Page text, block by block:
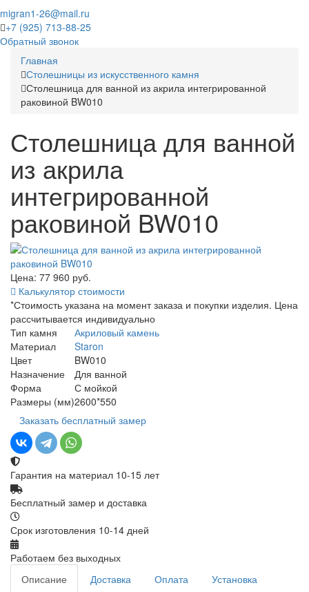
migran1-26@mail.ru
+7 (925) 713-88-25
Обратный звонок
Главная
Столешницы из искусственного камня
Столешница для ванной из акрила интегрированной
раковиной BW010
Столешница для ванной
из акрила
интегрированной
раковиной BW010
Цена: 77 960 руб.
Калькулятор стоимости
*Стоимость указана на момент заказа и покупки изделия. Цена
рассчитывается индивидуально
Тип камня
Акриловый камень
Материал
Staron
Цвет
BW010
Назначение
Для ванной
Форма
С мойкой
Размеры (мм)2600*550
Заказать бесплатный замер
Гарантия на материал 10-15 лет
Бесплатный замер и доставка
Срок изготовления 10-14 дней
Работаем без выходных
Описание
Доставка Оплата
Установка